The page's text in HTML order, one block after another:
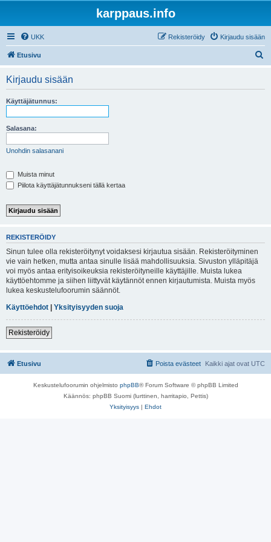
karppaus.info
UKK Kirjaudu sisään
Rekisteröidy
Etusivu
Kirjaudu sisään
Käyttäjätunnus:
Salasana:
Unohdin salasanani
Muista minut
Piilota käyttäjätunnukseni tällä kertaa
REKISTERÖIDY
Sinun tulee olla rekisteröitynyt voidaksesi kirjautua sisään. Rekisteröityminen
vie vain hetken, mutta antaa sinulle lisää mahdollisuuksia. Sivuston ylläpitäjä
voi myös antaa erityisoikeuksia rekisteröityneille käyttäjille. Muista lukea
käyttöehtomme ja siihen liittyvät käytännöt ennen kirjautumista. Muista myös
lukea keskustelufoorumin säännöt.
Käyttöehdot | Yksityisyyden suoja
Rekisteröidy
Etusivu Kaikki ajat ovat UTC
Poista evästeet
Keskustelufoorumin ohjelmisto phpBB® Forum Software © phpBB Limited
Käännös: phpBB Suomi (lurttinen, harritapio, Pettis)
Yksityisyys | Ehdot